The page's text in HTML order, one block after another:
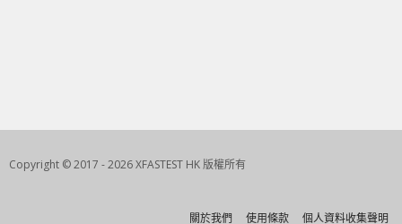
Copyright © 2017 - 2026 XFASTEST HK 版權所有
關於我們 使用條款 個人資料收集聲明